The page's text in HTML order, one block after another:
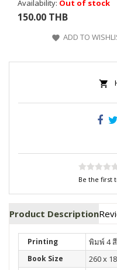
Availability: Out of stock
150.00 THB
ADD TO
Be the first
Product Description
Printing พิมพ์ 4 สี
Book Size 260 x